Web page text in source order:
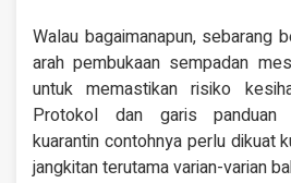
Walau bagaimanapun, sebarang
arah pembukaan sempadan
untuk memastikan risiko
Protokol dan garis panduan
kuarantin contohnya perlu dikuat
jangkitan terutama varian-varian